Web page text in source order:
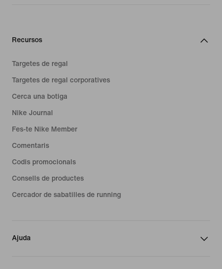
Recursos
Targetes de regal
Targetes de regal corporatives
Cerca una botiga
Nike Journal
Fes-te Nike Member
Comentaris
Codis promocionals
Consells de productes
Cercador de sabatilles de running
Ajuda